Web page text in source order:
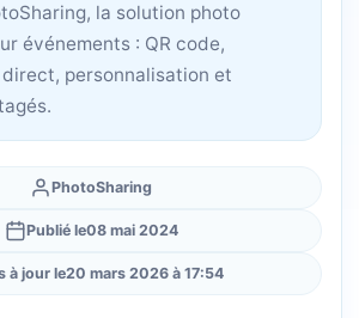
la solution photo
événements : QR code,
personnalisation et
PhotoSharing
Publié le08 mai 2024
à jour le20 mars 2026 à 17:54